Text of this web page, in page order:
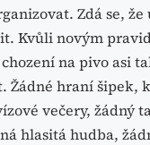
Zdá se,
Kvůli novým
na pivo asi
Žádné hraní šipek,
večery, žádný
hlasitá hudba,